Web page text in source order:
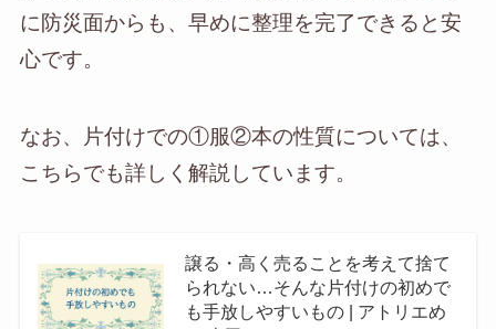
に防災面からも、早めに整理を完了できると安
心です。
なお、片付けでの①服②本の性質については、
こちらでも詳しく解説しています。
譲る・高く売ることを考えて捨て
られない…そんな片付けの初めで
も手放しやすいもの | アトリエめ